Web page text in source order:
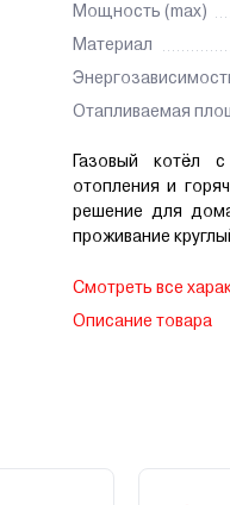
Мощность (max)
Материал
Отапливаемая
Газовый котёл
отопления и
решение для
проживание
Смотреть все
Описание товара